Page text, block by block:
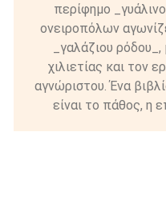
περίφημο
ονειροπόλων
_γαλάζιου
χιλιετίας και τον
αγνώριστου. Ένα
είναι το πάθος, η